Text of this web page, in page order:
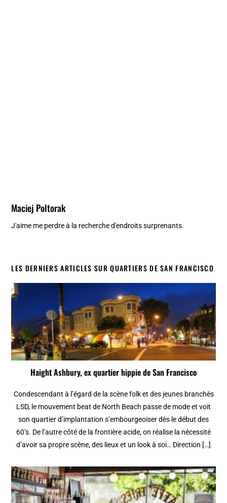
Maciej Poltorak
J'aime me perdre à la recherche d'endroits surprenants.
LES DERNIERS ARTICLES SUR QUARTIERS DE SAN FRANCISCO
Haight Ashbury, ex quartier hippie de San Francisco
Condescendant à l’égard de la scène folk et des jeunes branchés
LSD, le mouvement beat de North Beach passe de mode et voit
son quartier d’implantation s’embourgeoiser dès le début des
60’s. De l’autre côté de la frontière acide, on réalise la nécessité
d’avoir sa propre scène, des lieux et un look à soi… Direction […]